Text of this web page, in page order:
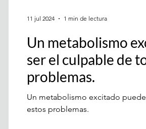
Un metabolismo
ser el culpable de
problemas.
Un metabolismo excitado
estos problemas.
11 jul 2024 1 min de lectura